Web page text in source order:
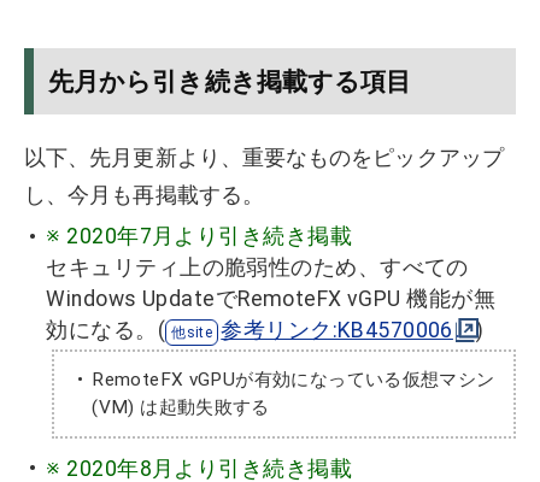
先月から引き続き掲載する項目
以下、先月更新より、重要なものをピックアップ
し、今月も再掲載する。
※ 2020年7月より引き続き掲載
セキュリティ上の脆弱性のため、すべての
Windows UpdateでRemoteFX vGPU 機能が無
効になる。(
参考リンク:KB4570006 )
RemoteFX vGPUが有効になっている仮想マシン
(VM) は起動失敗する
※ 2020年8月より引き続き掲載